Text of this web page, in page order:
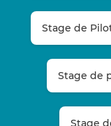
Stage de
Stage de
Stage